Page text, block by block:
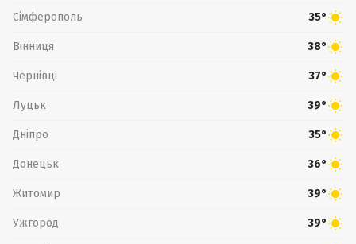
Сімферополь 35°
Вінниця 38°
Чернівці 37°
Луцьк 39°
Дніпро 35°
Донецьк 36°
Житомир 39°
Ужгород 39°